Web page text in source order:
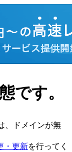
です。
、ドメインが無
・更新を行ってく